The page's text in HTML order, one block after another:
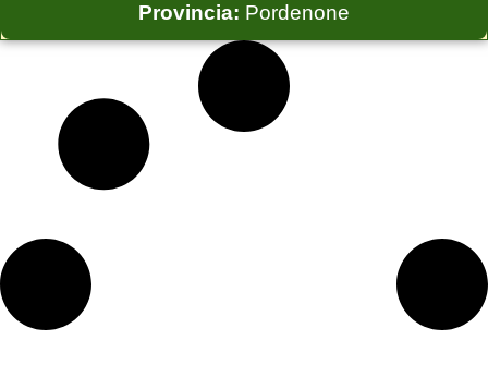
Provincia: Pordenone